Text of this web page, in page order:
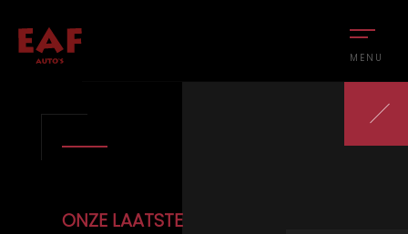
MENU
ONZE LAATSTE